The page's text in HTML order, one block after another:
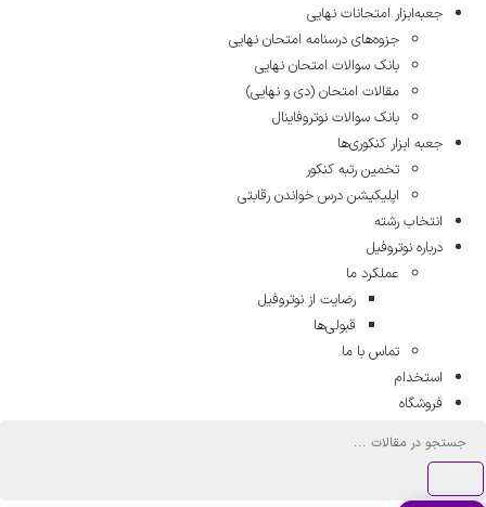
جعبه‌ابزار امتحانات نهایی
جزوه‌های درسنامه امتحان نهایی
بانک سوالات امتحان نهایی
مقالات امتحان (دی و نهایی)
بانک سوالات نوتروفاینال
جعبه ابزار کنکوری‌ها
تخمین رتبه کنکور
اپلیکیشن درس خواندن رقابتی
انتخاب رشته
درباره نوتروفیل
عملکرد ما
رضایت از نوتروفیل
قبولی‌ها
تماس با ما
استخدام
فروشگاه
جستجو